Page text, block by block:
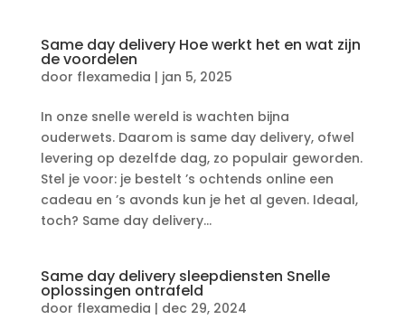
Same day delivery Hoe werkt het en wat zijn
de voordelen
door flexamedia | jan 5, 2025
In onze snelle wereld is wachten bijna
ouderwets.​ Daarom is same day delivery, ofwel
levering op dezelfde dag, zo populair geworden.​
Stel je voor: je bestelt ’s ochtends online een
cadeau en ’s avonds kun je het al geven.​ Ideaal,
toch? Same day delivery...
Same day delivery sleepdiensten Snelle
oplossingen ontrafeld
door flexamedia | dec 29, 2024